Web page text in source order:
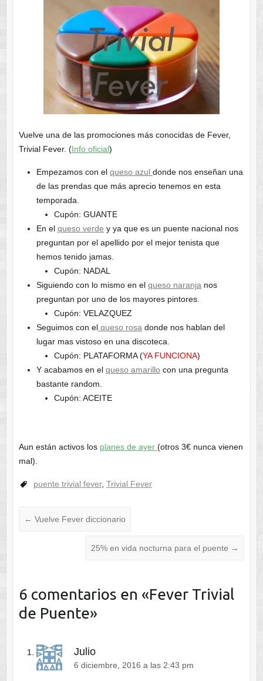
Vuelve una de las promociones más conocidas de Fever,
Trivial Fever. (Info oficial)
Empezamos con el queso azul donde nos enseñan una
de las prendas que más aprecio tenemos en esta
temporada.
Cupón: GUANTE
En el queso verde y ya que es un puente nacional nos
preguntan por el apellido por el mejor tenista que
hemos tenido jamas.
Cupón: NADAL
Siguiendo con lo mismo en el queso naranja nos
preguntan por uno de los mayores pintores.
Cupón: VELAZQUEZ
Seguimos con elqueso rosa donde nos hablan del
lugar mas vistoso en una discoteca.
Cupón: PLATAFORMA (YA FUNCIONA)
Y acabamos en el queso amarillo con una pregunta
bastante random.
Cupón: ACEITE
Aun están activos los planes de ayer (otros 3€ nunca vienen
mal).
puente trivial fever, Trivial Fever
← Vuelve Fever diccionario
25% en vida nocturna para el puente →
6 comentarios en «Fever Trivial
de Puente»
Julio
6 diciembre, 2016 a las 2:43 pm